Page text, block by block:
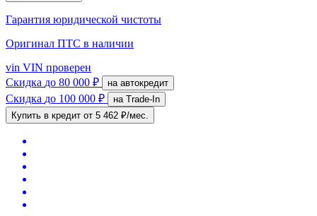
Гарантия юридической чистоты
Оригинал ПТС в наличии
vin VIN проверен
Скидка до 80 000 ₽ на автокредит
Скидка до 100 000 ₽
на Trade-In
Купить в кредит от 5 462 ₽/мес.